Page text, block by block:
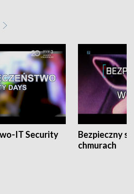
IT Security
Bezpieczny
chmurach